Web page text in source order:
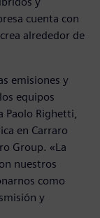
cuenta con
alrededor de
emisiones y
equipos
Righetti,
en Carraro
Group. «La
nuestros
como
y